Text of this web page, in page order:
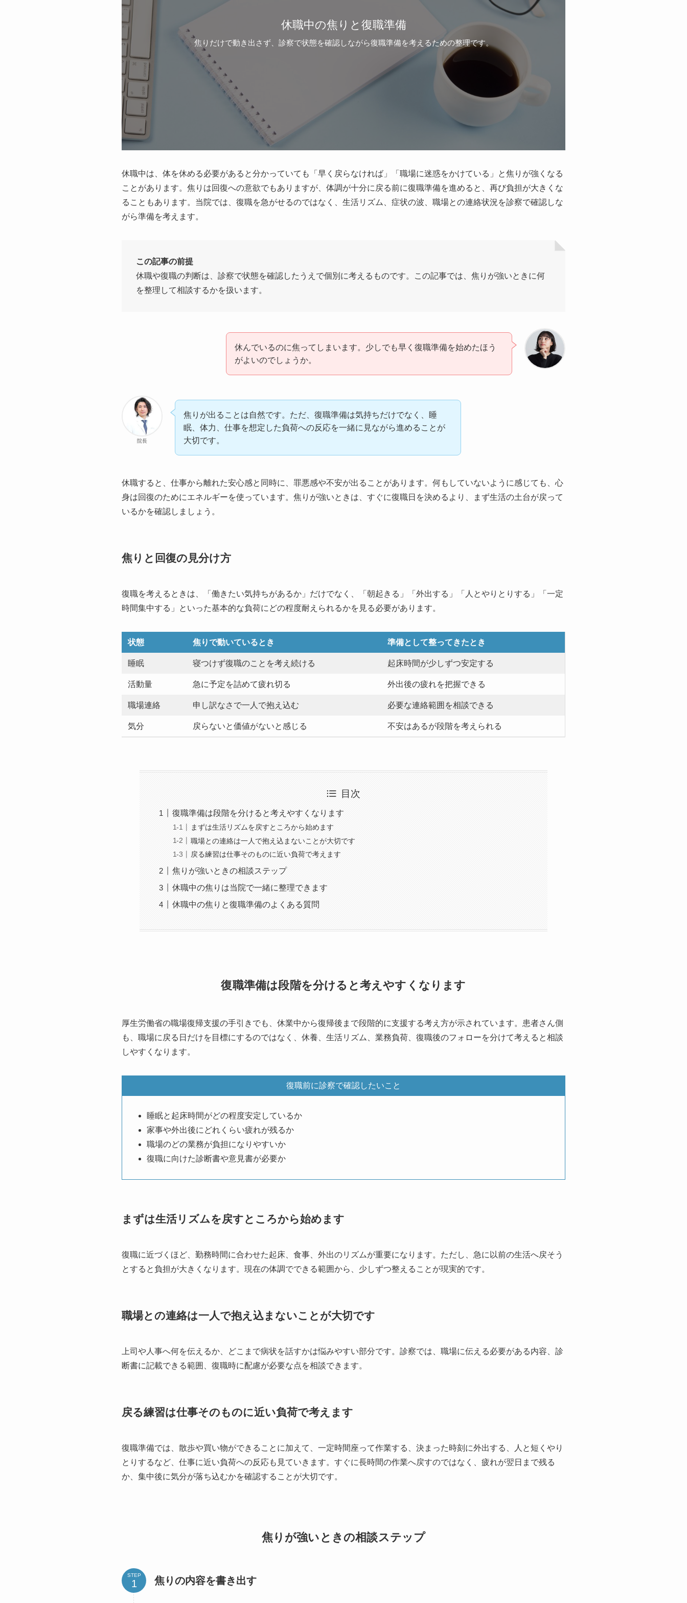
休職中の焦りと復職準備
焦りだけで動き出さず、診察で状態を確認しながら復職準備を考えるための整理です。
休職中は、体を休める必要があると分かっていても「早く戻らなければ」「職場に迷惑をかけている」と焦りが強くなる
ことがあります。焦りは回復への意欲でもありますが、体調が十分に戻る前に復職準備を進めると、再び負担が大きくな
ることもあります。当院では、復職を急がせるのではなく、生活リズム、症状の波、職場との連絡状況を診察で確認しな
がら準備を考えます。
この記事の前提
休職や復職の判断は、診察で状態を確認したうえで個別に考えるものです。この記事では、焦りが強いときに何
を整理して相談するかを扱います。
休んでいるのに焦ってしまいます。少しでも早く復職準備を始めたほう
がよいのでしょうか。
院長
焦りが出ることは自然です。ただ、復職準備は気持ちだけでなく、睡
眠、体力、仕事を想定した負荷への反応を一緒に見ながら進めることが
大切です。
休職すると、仕事から離れた安心感と同時に、罪悪感や不安が出ることがあります。何もしていないように感じても、心
身は回復のためにエネルギーを使っています。焦りが強いときは、すぐに復職日を決めるより、まず生活の土台が戻って
いるかを確認しましょう。
焦りと回復の見分け方
復職を考えるときは、「働きたい気持ちがあるか」だけでなく、「朝起きる」「外出する」「人とやりとりする」「一定
時間集中する」といった基本的な負荷にどの程度耐えられるかを見る必要があります。
状態 焦りで動いているとき 準備として整ってきたとき
睡眠 寝つけず復職のことを考え続ける 起床時間が少しずつ安定する
活動量 急に予定を詰めて疲れ切る 外出後の疲れを把握できる
職場連絡 申し訳なさで一人で抱え込む 必要な連絡範囲を相談できる
気分 戻らないと価値がないと感じる 不安はあるが段階を考えられる
目次
復職準備は段階を分けると考えやすくなります
まずは生活リズムを戻すところから始めます
職場との連絡は一人で抱え込まないことが大切です
戻る練習は仕事そのものに近い負荷で考えます
焦りが強いときの相談ステップ
休職中の焦りは当院で一緒に整理できます
休職中の焦りと復職準備のよくある質問
復職準備は段階を分けると考えやすくなります
厚生労働省の職場復帰支援の手引きでも、休業中から復帰後まで段階的に支援する考え方が示されています。患者さん側
も、職場に戻る日だけを目標にするのではなく、休養、生活リズム、業務負荷、復職後のフォローを分けて考えると相談
しやすくなります。
復職前に診察で確認したいこと
睡眠と起床時間がどの程度安定しているか
家事や外出後にどれくらい疲れが残るか
職場のどの業務が負担になりやすいか
復職に向けた診断書や意見書が必要か
まずは生活リズムを戻すところから始めます
復職に近づくほど、勤務時間に合わせた起床、食事、外出のリズムが重要になります。ただし、急に以前の生活へ戻そう
とすると負担が大きくなります。現在の体調でできる範囲から、少しずつ整えることが現実的です。
職場との連絡は一人で抱え込まないことが大切です
上司や人事へ何を伝えるか、どこまで病状を話すかは悩みやすい部分です。診察では、職場に伝える必要がある内容、診
断書に記載できる範囲、復職時に配慮が必要な点を相談できます。
戻る練習は仕事そのものに近い負荷で考えます
復職準備では、散歩や買い物ができることに加えて、一定時間座って作業する、決まった時刻に外出する、人と短くやり
とりするなど、仕事に近い負荷への反応も見ていきます。すぐに長時間の作業へ戻すのではなく、疲れが翌日まで残る
か、集中後に気分が落ち込むかを確認することが大切です。
焦りが強いときの相談ステップ
STEP 焦りの内容を書き出す